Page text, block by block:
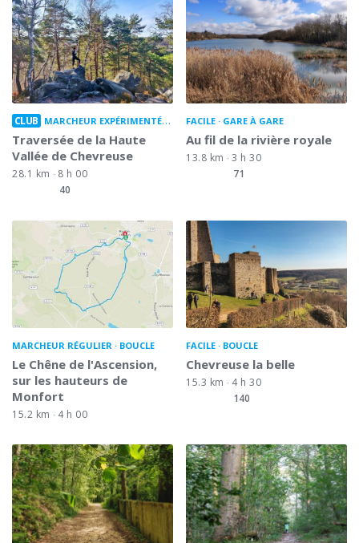
CLUB MARCHEUR EXPÉRIMENTÉ GARE À GARE
Traversée de la Haute
Vallée de Chevreuse
28.1 km
8 h 00
40
FACILE GARE À GARE
Au fil de la rivière royale
13.8 km
3 h 30
71
MARCHEUR RÉGULIER BOUCLE
Le Chêne de l'Ascension,
sur les hauteurs de
Monfort
15.2 km 4 h 00
FACILE BOUCLE
Chevreuse la belle
15.3 km
4 h 30
140